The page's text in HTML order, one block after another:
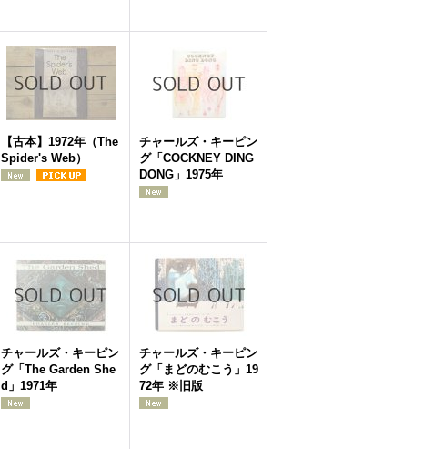
【古本】1972年（The
Spider's Web）
チャールズ・キーピン
グ「COCKNEY DING
DONG」1975年
チャールズ・キーピン
グ「The Garden She
d」1971年
チャールズ・キーピン
グ「まどのむこう」19
72年 ※旧版